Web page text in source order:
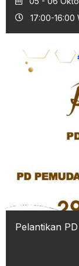
17:00-16:00
Pelantikan